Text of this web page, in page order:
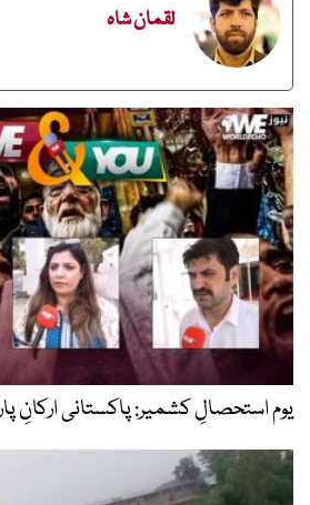
لقمان شاہ
یوم استحصالِ کشمیر: پاکستانی ارکانِ